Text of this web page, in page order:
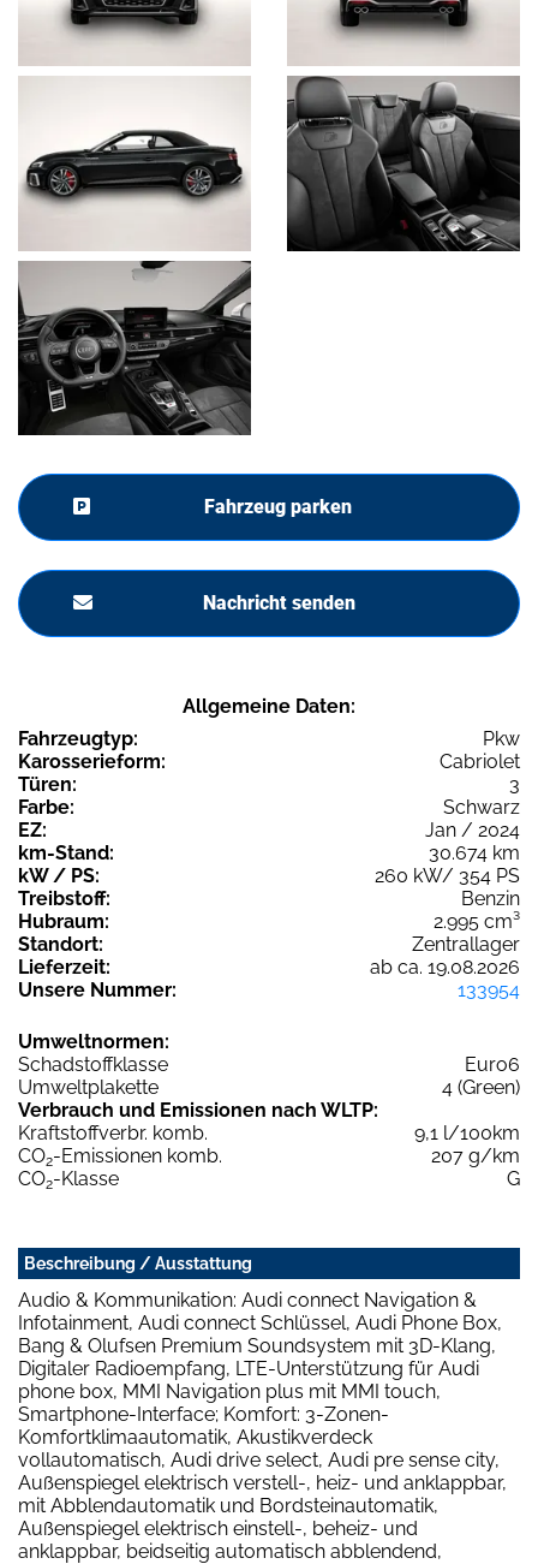
Fahrzeug parken
Nachricht senden
Allgemeine Daten:
Fahrzeugtyp:
Pkw
Karosserieform:
Cabriolet
Türen:
3
Farbe:
Schwarz
EZ:
Jan / 2024
km-Stand:
30.674 km
kW / PS:
260 kW/ 354 PS
Treibstoff:
Benzin
Hubraum:
2.995 cm³
Standort:
Zentrallager
Lieferzeit:
ab ca. 19.08.2026
Unsere Nummer:
133954
Umweltnormen:
Schadstoffklasse
Euro6
Umweltplakette
4 (Green)
Verbrauch und Emissionen nach WLTP:
Kraftstoffverbr. komb.
9,1 l/100km
CO2-Emissionen komb.
207 g/km
CO2-Klasse G
Beschreibung / Ausstattung
Audio & Kommunikation: Audi connect Navigation &
Infotainment, Audi connect Schlüssel, Audi Phone Box,
Bang & Olufsen Premium Soundsystem mit 3D-Klang,
Digitaler Radioempfang, LTE-Unterstützung für Audi
phone box, MMI Navigation plus mit MMI touch,
Smartphone-Interface; Komfort: 3-Zonen-
Komfortklimaautomatik, Akustikverdeck
vollautomatisch, Audi drive select, Audi pre sense city,
Außenspiegel elektrisch verstell-, heiz- und anklappbar,
mit Abblendautomatik und Bordsteinautomatik,
Außenspiegel elektrisch einstell-, beheiz- und
anklappbar, beidseitig automatisch abblendend,